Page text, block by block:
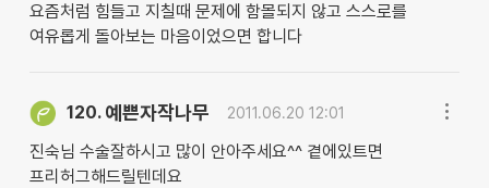
요즘처럼 힘들고 지칠때 문제에 함몰되지 않고 스스로를
여유롭게 돌아보는 마음이었으면 합니다
120. 예쁜자작나무 2011.06.20 12:01
진숙님 수술잘하시고 많이 안아주세요^^ 곁에있트면
프리허그해드릴텐데요